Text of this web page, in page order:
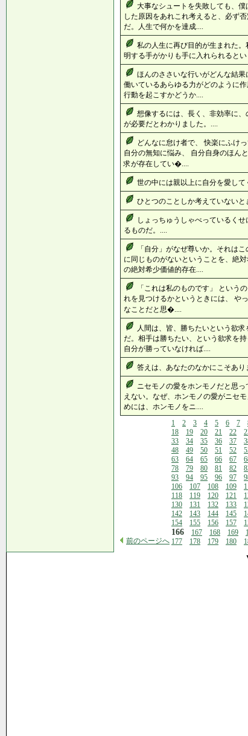
大事なシュートを失敗しても、
した原因をあれこれ考えると、必ず
だ。人生で何かを達成....
私の人生に再び目的が生まれた
明する手がかりも手に入れられると
ほんのささいな行いがどんな結
働いているあらゆる力がどのように
行動を起こすかどうか....
想像するには、長く、非効率に
が必要だとわかりました。....
どんなに怠け者で、 快楽にふけ
自分の無知に悩み、 自分自身のほん
求が存在してい�....
世の中には親以上に自分を愛し
ひとつのことしか考えていない
しょっちゅうしゃべっているく
るものだ。....
「自分」がなぜ尊いか。それは
に同じものがないということを、絶
の絶対希少価値的存在....
「これは私のものです」 という
れを見つけるかというときには、 や
なことだと思�....
人間は、皆、勝ちたいという欲
だ。相手は勝ちたい、という欲求を
自分が勝っていなければ....
答えは、あなたのなかにこそあり
ニセモノの愛をホンモノだと思
えない。なぜ、ホンモノの愛がニセ
めには、ホンモノをニ....
前のページへ
1 2 3 4 5 6 7
18
19 20 21 22
33
34 35 36 37
48
49 50 51 52
63
64 65 66 67
78
79 80 81 82
93
94 95 96 97
106
107 108 109
118
119 120 121
130
131 132 133
142
143 144 145
154
155 156 157
166 167 168 169
177
178 179 180